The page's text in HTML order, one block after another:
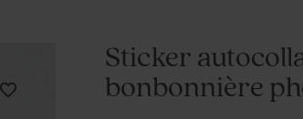
Sticker
bonbonnière